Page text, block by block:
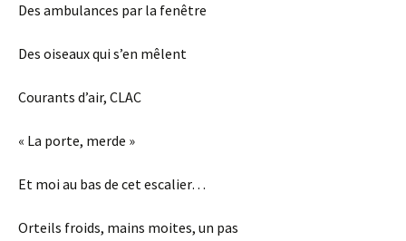
Des ambulances par la fenêtre
Des oiseaux qui s’en mêlent
Courants d’air, CLAC
« La porte, merde »
Et moi au bas de cet escalier…
Orteils froids, mains moites, un pas